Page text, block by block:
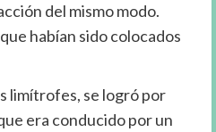
del mismo modo.
habían sido colocados
limítrofes, se logró por
era conducido por un